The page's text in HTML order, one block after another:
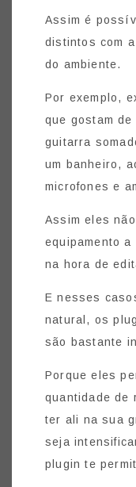
Assim é
distintos com
do ambiente.
Por exemplo,
que gostam
guitarra
um banheiro,
microfones e
Assim eles
equipamento
na hora de
E nesses
natural, os
são bastante
Porque eles
quantidade de
ter ali na sua
seja
plugin te